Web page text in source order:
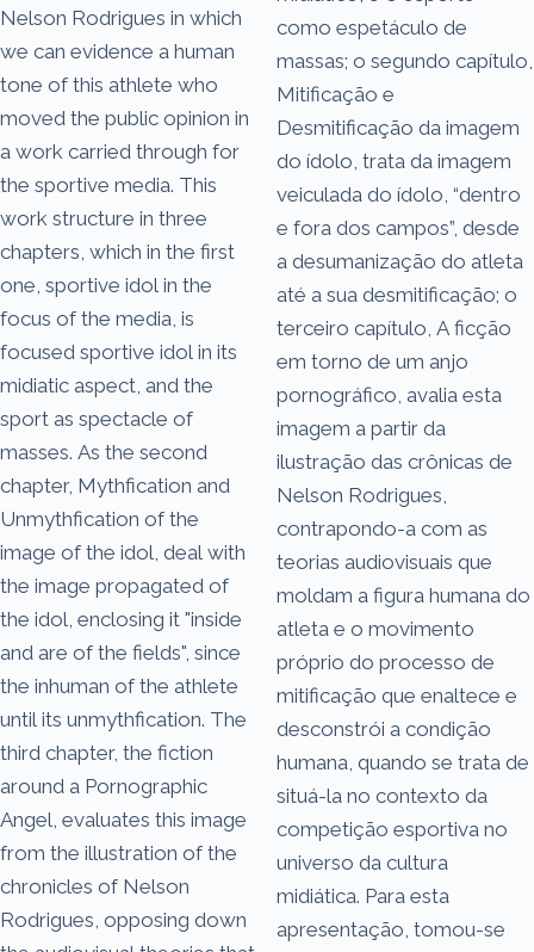
Nelson Rodrigues in which
we can evidence a human
tone of this athlete who
moved the public opinion in
a work carried through for
the sportive media. This
work structure in three
chapters, which in the first
one, sportive idol in the
focus of the media, is
focused sportive idol in its
midiatic aspect, and the
sport as spectacle of
masses. As the second
chapter, Mythfication and
Unmythfication of the
image of the idol, deal with
the image propagated of
the idol, enclosing it "inside
and are of the fields", since
the inhuman of the athlete
until its unmythfication. The
third chapter, the fiction
around a Pornographic
Angel, evaluates this image
from the illustration of the
chronicles of Nelson
Rodrigues, opposing down
como espetáculo de
massas; o segundo capítulo,
Mitificação e
Desmitificação da imagem
do ídolo, trata da imagem
veiculada do ídolo, “dentro
e fora dos campos”, desde
a desumanização do atleta
até a sua desmitificação; o
terceiro capítulo, A ficção
em torno de um anjo
pornográfico, avalia esta
imagem a partir da
ilustração das crônicas de
Nelson Rodrigues,
contrapondo-a com as
teorias audiovisuais que
moldam a figura humana do
atleta e o movimento
próprio do processo de
mitificação que enaltece e
desconstrói a condição
humana, quando se trata de
situá-la no contexto da
competição esportiva no
universo da cultura
midiática. Para esta
apresentação, tomou-se